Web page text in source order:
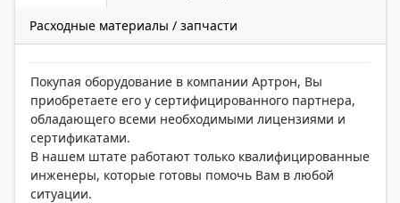
Расходные материалы / запчасти
Покупая оборудование в компании Артрон, Вы
приобретаете его у сертифицированного партнера,
обладающего всеми необходимыми лицензиями и
сертификатами.
В нашем штате работают только квалифицированные
инженеры, которые готовы помочь Вам в любой
ситуации.